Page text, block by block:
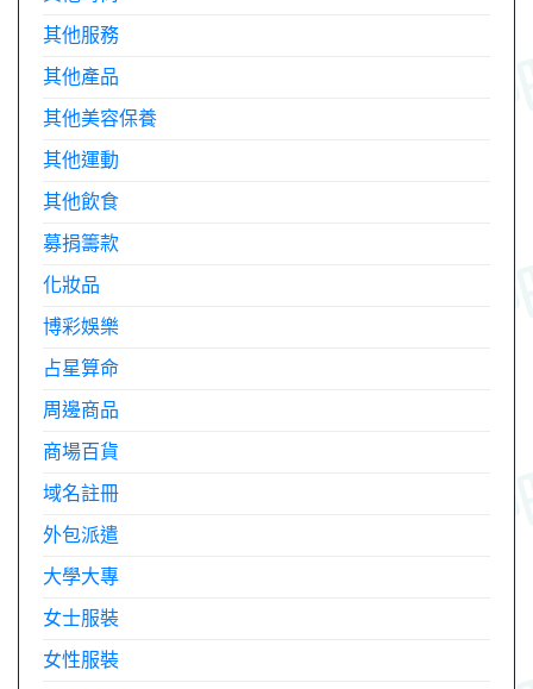
其他服務
其他產品
其他美容保養
其他運動
其他飲食
募捐籌款
化妝品
博彩娛樂
占星算命
周邊商品
商場百貨
域名註冊
外包派遣
大學大專
女士服裝
女性服裝